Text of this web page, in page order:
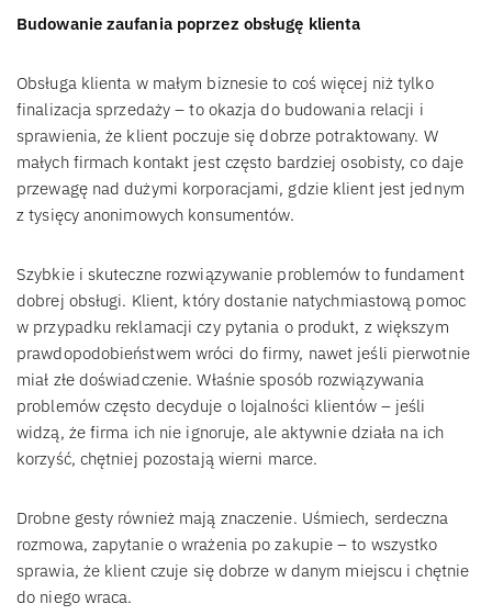
Budowanie zaufania poprzez obsługę klienta
Obsługa klienta w małym biznesie to coś więcej niż tylko
finalizacja sprzedaży – to okazja do budowania relacji i
sprawienia, że klient poczuje się dobrze potraktowany. W
małych firmach kontakt jest często bardziej osobisty, co daje
przewagę nad dużymi korporacjami, gdzie klient jest jednym
z tysięcy anonimowych konsumentów.
Szybkie i skuteczne rozwiązywanie problemów to fundament
dobrej obsługi. Klient, który dostanie natychmiastową pomoc
w przypadku reklamacji czy pytania o produkt, z większym
prawdopodobieństwem wróci do firmy, nawet jeśli pierwotnie
miał złe doświadczenie. Właśnie sposób rozwiązywania
problemów często decyduje o lojalności klientów – jeśli
widzą, że firma ich nie ignoruje, ale aktywnie działa na ich
korzyść, chętniej pozostają wierni marce.
Drobne gesty również mają znaczenie. Uśmiech, serdeczna
rozmowa, zapytanie o wrażenia po zakupie – to wszystko
sprawia, że klient czuje się dobrze w danym miejscu i chętnie
do niego wraca.